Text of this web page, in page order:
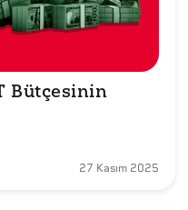
Bütçesinin
27 Kasım 2025